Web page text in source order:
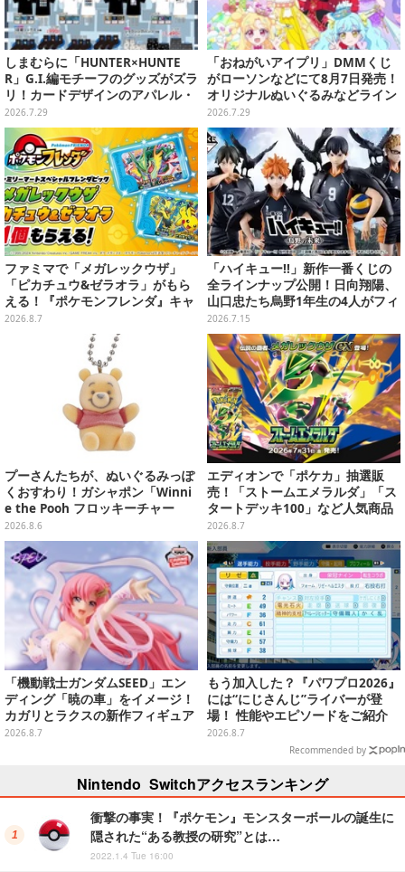
しまむらに「HUNTER×HUNTE
R」G.I.編モチーフのグッズがズラ
リ！カードデザインのアパレル・
雑貨、ゴレイヌの「オレが3人分
になる…」も
2026.7.29
「おねがいアイプリ」DMMくじ
がローソンなどにて8月7日発売！
オリジナルぬいぐるみなどライン
ナップ、各等賞にスペシャルアイ
プリカードが付属
2026.7.29
ファミマで「メガレックウザ」
「ピカチュウ&ゼラオラ」がもら
える！『ポケモンフレンダ』キャ
ンペーンが8月11日開始
2026.8.7
「ハイキュー!!」新作一番くじの
全ラインナップ公開！日向翔陽、
山口忠たち烏野1年生の4人がフィ
ギュアで集合
2026.7.15
プーさんたちが、ぬいぐるみっぽ
くおすわり！ガシャポン「Winni
e the Pooh フロッキーチャー
ム」ふわふわでどれも可愛い全4
種
2026.8.6
エディオンで「ポケカ」抽選販
売！「ストームエメラルダ」「ス
タートデッキ100」など人気商品
が対象
2026.8.7
「機動戦士ガンダムSEED」エン
ディング「暁の車」をイメージ！
カガリとラクスの新作フィギュア
がプライズに
2026.8.7
もう加入した？『パワプロ2026』
には“にじさんじ”ライバーが登
場！ 性能やエピソードをご紹介
2026.8.7
Recommended by
Nintendo Switchアクセスランキング
衝撃の事実！『ポケモン』モンスターボールの誕生に
隠された“ある教授の研究”とは…
2022.1.4 Tue 16:00